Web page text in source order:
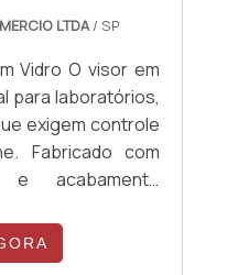
LTDA/ SP
visor em
para laboratórios,
exigem controle
Fabricado com
e acabamento
comprometer a
Durável, fácil de